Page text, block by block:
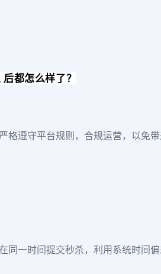
都怎么样了？
遵守平台规则，合规运营，以免带
一时间提交秒杀，利用系统时间偏